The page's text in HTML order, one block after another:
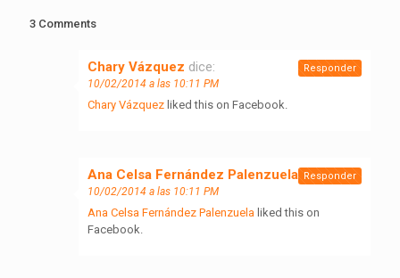
3 Comments
Chary Vázquez dice:
10/02/2014 a las 10:11 PM
Chary Vázquez liked this on Facebook.
Responder
Ana Celsa Fernández Palenzuela dice:
10/02/2014 a las 10:11 PM
Ana Celsa Fernández Palenzuela liked this on
Facebook.
Responder